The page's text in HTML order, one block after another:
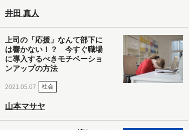
井田 真人
上司の「応援」なんて部下に
は響かない！？ 今すぐ職場
に導入するべきモチベーショ
ンアップの方法
2021.05.07 社会
山本マサヤ